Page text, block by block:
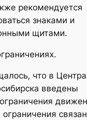
рекомендуется
знаками и
щитами.
что в
введены
ограничения